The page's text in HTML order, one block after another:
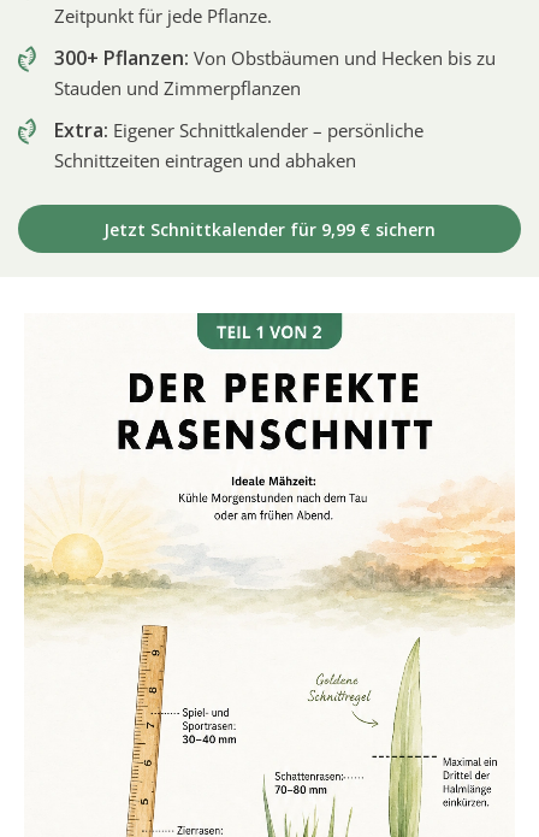
Zeitpunkt für jede Pflanze.
300+ Pflanzen: Von Obstbäumen und Hecken bis zu
Stauden und Zimmerpflanzen
Extra: Eigener Schnittkalender – persönliche
Schnittzeiten eintragen und abhaken
Jetzt Schnittkalender für 9,99 € sichern